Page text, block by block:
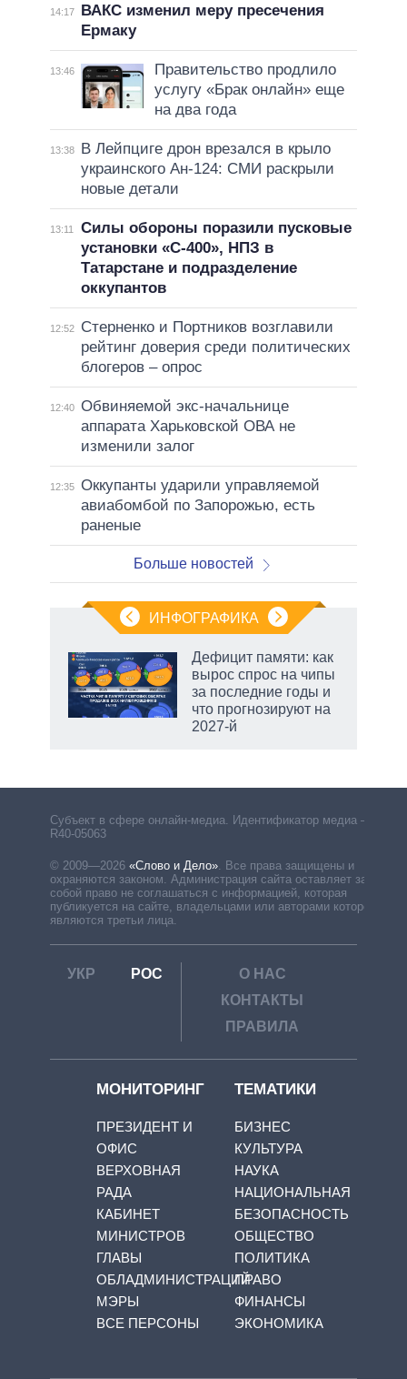
14:17
ВАКС изменил меру пресечения
Ермаку
13:46
Правительство продлило
услугу «Брак онлайн» еще
на два года
13:38
В Лейпциге дрон врезался в крыло
украинского Ан-124: СМИ раскрыли
новые детали
13:11
Силы обороны поразили пусковые
установки «С-400», НПЗ в
Татарстане и подразделение
оккупантов
12:52
Стерненко и Портников возглавили
рейтинг доверия среди политических
блогеров – опрос
12:40 Обвиняемой экс-начальнице
аппарата Харьковской ОВА не
изменили залог
12:35 Оккупанты ударили управляемой
авиабомбой по Запорожью, есть
раненые
Больше новостей
ИНФОГРАФИКА
Дефицит памяти: как
вырос спрос на чипы
за последние годы и
что прогнозируют на
2027-й
Субъект в сфере онлайн-медиа. Идентификатор медиа –
R40-05063
© 2009—2026 «Слово и Дело» Все права защищены и
охраняются законом. Администрация сайта оставляет за
собой право не соглашаться с информацией, которая
публикуется на сайте, владельцами или авторами которой
являются третьи лица.
УКР РОС
О НАС
КОНТАКТЫ
ПРАВИЛА
МОНИТОРИНГ
ПРЕЗИДЕНТ И
ОФИС
ВЕРХОВНАЯ
РАДА
КАБИНЕТ
МИНИСТРОВ
ГЛАВЫ
ОБЛАДМИНИСТРАЦИЙ
МЭРЫ
ВСЕ ПЕРСОНЫ
ТЕМАТИКИ
БИЗНЕС
КУЛЬТУРА
НАУКА
НАЦИОНАЛЬНАЯ
БЕЗОПАСНОСТЬ
ОБЩЕСТВО
ПОЛИТИКА
ПРАВО
ФИНАНСЫ
ЭКОНОМИКА